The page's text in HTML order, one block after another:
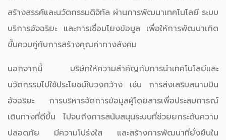
สร้างสรรค์และนวัตกรรมดิจิทัล ผ่านการพัฒนาเทคโนโลยี ระบบ
บริการอัจฉริยะ และการเชื่อมโยงข้อมูล เพื่อให้การพัฒนาเกิด
ขึ้นควบคู่กับการสร้างคุณค่าทางสังคม
นอกจากนี้ บริษัทให้ความสำคัญกับการนำเทคโนโลยีและ
นวัตกรรมไปใช้ประโยชน์ในวงกว้าง เช่น การส่งเสริมสนามบิน
อัจฉริยะ การบริหารจัดการข้อมูลผู้โดยสารเพื่อประสบการณ์
เดินทางที่ดีขึ้น ไปจนถึงการสนับสนุนระบบที่ช่วยยกระดับความ
ปลอดภัย มีความโปร่งใส และสร้างการพัฒนาที่ยั่งยืนใน